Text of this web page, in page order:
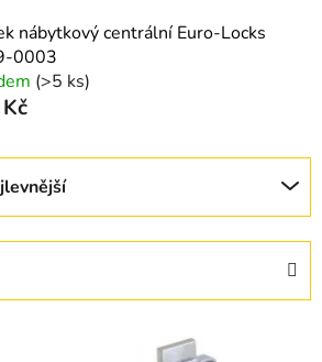
nábytkový centrální Euro-Locks
0003
(>5 ks)